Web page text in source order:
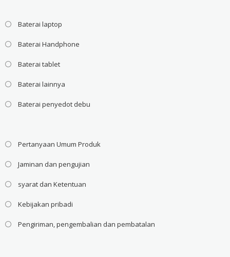
Baterai laptop
Baterai Handphone
Baterai tablet
Baterai lainnya
Baterai penyedot debu
Pertanyaan Umum Produk
Jaminan dan pengujian
syarat dan Ketentuan
Kebijakan pribadi
Pengiriman, pengembalian dan pembatalan